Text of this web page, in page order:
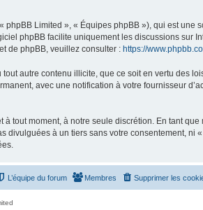
Limited », « Équipes phpBB »), qui est une
phpBB facilite uniquement les discussions sur
de phpBB, veuillez consulter : https://
autre contenu illicite, que ce soit en vertu des
avec une notification à votre fournisseur
tout moment, à notre seule discrétion. En tant
à un tiers sans votre consentement, ni
Supprimer les
Membres
L’équipe du forum